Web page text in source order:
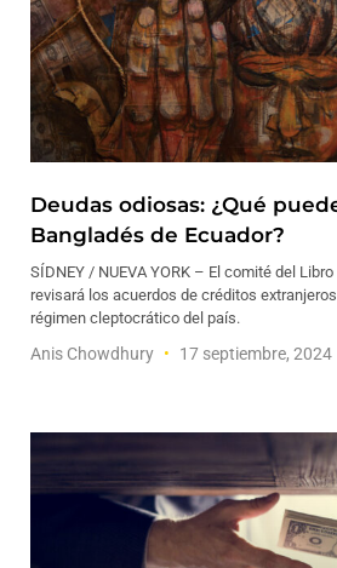
Deudas odiosas: ¿Qué
Bangladés de Ecuador?
SÍDNEY / NUEVA YORK – El comité del
revisará los acuerdos de créditos
régimen cleptocrático del país.
Anis Chowdhury 17 septiembre, 2024